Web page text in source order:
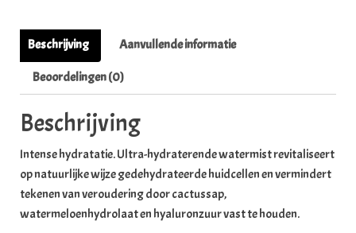
Beschrijving Aanvullende informatie
Beoordelingen (0)
Beschrijving
Intense hydratatie. Ultra-hydraterende watermist revitaliseert
op natuurlijke wijze gedehydrateerde huidcellen en vermindert
tekenen van veroudering door cactussap,
watermeloenhydrolaat en hyaluronzuur vast te houden.